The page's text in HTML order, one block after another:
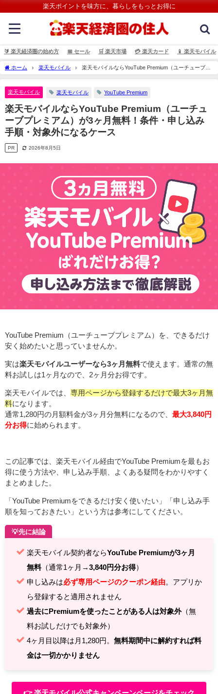
楽天ポイントを味方に、暮らしをもっとお得に
🔰 楽天経済圏の始め方 📅 セール 🛒 楽天市場 💳️ 楽天カード 📱 楽天モバイル
ホーム 楽天モバイル
楽天モバイルならYouTube Premium（ユーチューブプ
レミアム）が3ヶ月無料！条件・申し込み手順・対象外になるケース
楽天モバイル 楽天モバイル YouTube Premium
楽天モバイルならYouTube Premium（ユーチュ
ーブプレミアム）が3ヶ月無料！条件・申し込み
手順・対象外になるケース
PR 2026年8月5日
YouTube Premium（ユーチューブプレミアム）を、できるだけ
安く始めたいと思っていませんか。
実は楽天モバイルユーザーなら3ヶ月無料で使えます。通常の無
料お試しは1ヶ月なので、2ヶ月分お得です。
楽天モバイルでは、 専用ページから登録するだけで最大3ヶ月無
料になります。
通常1,280円の月額料金が3ヶ月分無料になるので、 最大3,840円
分お得に始められます。
この記事では、楽天モバイル経由でYouTube Premiumを最もお
得に使う方法や、申し込み手順、よくある疑問をわかりやすく
まとめました。
「YouTube Premiumをできるだけ安く使いたい」「申し込み手
順を知っておきたい」という方は参考にしてください。
💡先に結論
楽天モバイル契約者ならYouTube Premiumが3ヶ月
無料（通常1ヶ月→ 3,840円分お得）
申し込みは必ず専用ページのクーポン経由 。アプリか
ら登録すると適用されません
過去にPremiumを使ったことがある人は対象外（無
料お試しだけでも対象外）
4ヶ月目以降は月1,280円。 無料期間中に解約すれば料
金は一切かかりません